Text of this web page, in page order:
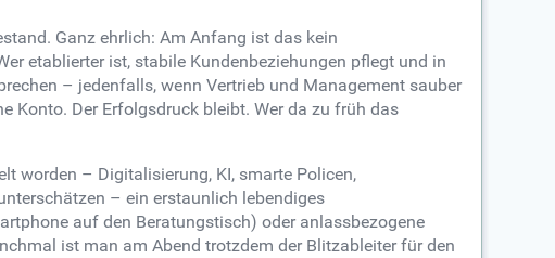
Ganz ehrlich: Am Anfang ist das kein
etablierter ist, stabile Kundenbeziehungen pflegt und in
– jedenfalls, wenn Vertrieb und Management sauber
Konto. Der Erfolgsdruck bleibt. Wer da zu früh das
worden – Digitalisierung, KI, smarte Policen,
– ein erstaunlich lebendiges
auf den Beratungstisch) oder anlassbezogene
ist man am Abend trotzdem der Blitzableiter für den